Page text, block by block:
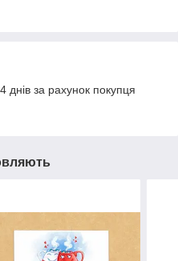
за рахунок покупця